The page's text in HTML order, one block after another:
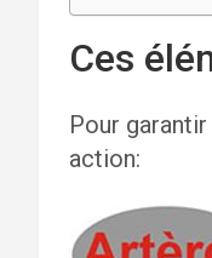
Ces
Pour
action: